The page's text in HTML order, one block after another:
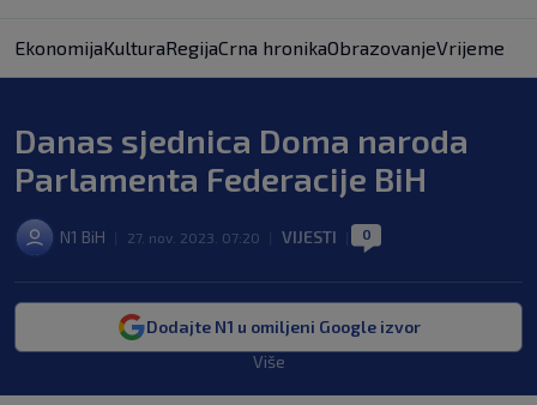
EkonomijaKulturaRegijaCrna hronikaObrazovanjeVrijeme
Danas sjednica Doma naroda
Parlamenta Federacije BiH
N1 BiH 27. nov. 2023. 07:20 VIJESTI 0
Dodajte N1 u omiljeni Google izvor
Više